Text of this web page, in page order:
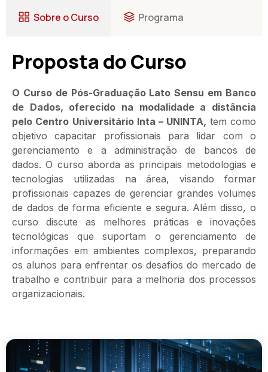
Sobre o Curso Programa
Proposta do Curso
O Curso de Pós-Graduação Lato Sensu em Banco
de Dados, oferecido na modalidade a distância
pelo Centro Universitário Inta – UNINTA, tem como
objetivo capacitar profissionais para lidar com o
gerenciamento e a administração de bancos de
dados. O curso aborda as principais metodologias e
tecnologias utilizadas na área, visando formar
profissionais capazes de gerenciar grandes volumes
de dados de forma eficiente e segura. Além disso, o
curso discute as melhores práticas e inovações
tecnológicas que suportam o gerenciamento de
informações em ambientes complexos, preparando
os alunos para enfrentar os desafios do mercado de
trabalho e contribuir para a melhoria dos processos
organizacionais.